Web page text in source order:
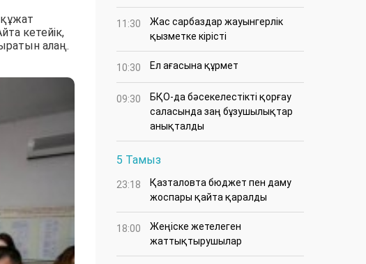
кетейік,
алаң.
11:30
Жас сарбаздар жауынгерлік
қызметке кірісті
10:30 Ел ағасына құрмет
09:30
БҚО-да бәсекелестікті қорғау
саласында заң бұзушылықтар
анықталды
5 Тамыз
23:18
Қазталовта бюджет пен даму
жоспары қайта қаралды
18:00
Жеңіске жетелеген
жаттықтырушылар